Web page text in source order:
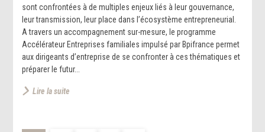
sont confrontées à de multiples enjeux liés à leur gouvernance,
leur transmission, leur place dans l’écosystème entrepreneurial.
A travers un accompagnement sur-mesure, le programme
Accélérateur Entreprises familiales impulsé par Bpifrance permet
aux dirigeants d’entreprise de se confronter à ces thématiques et
préparer le futur...
Lire la suite